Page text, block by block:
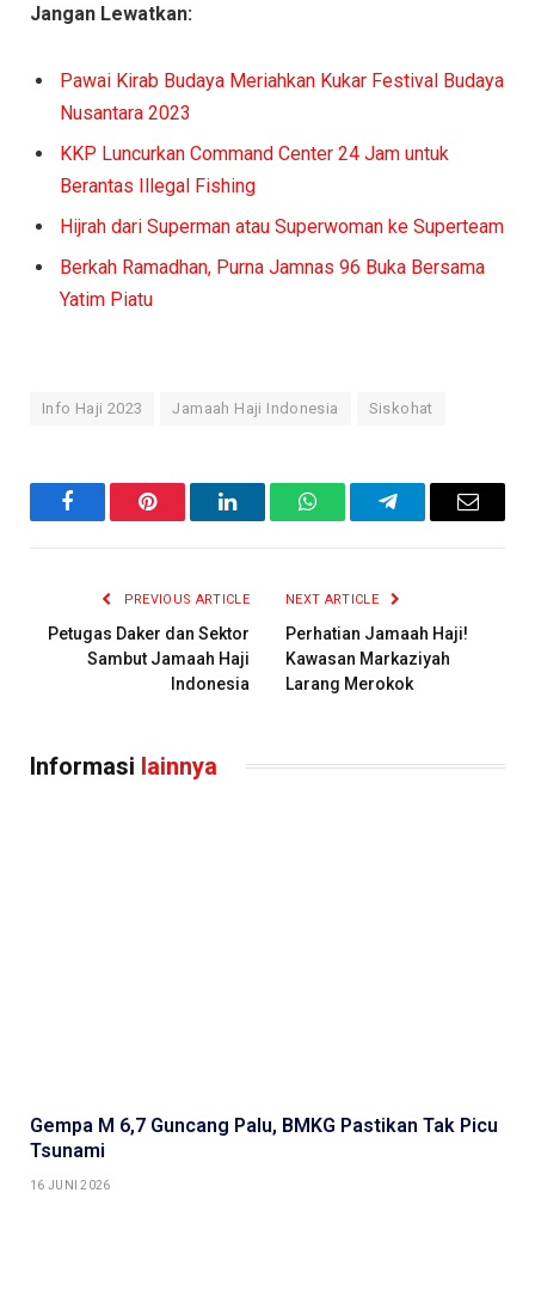
Jangan Lewatkan:
Pawai Kirab Budaya Meriahkan Kukar Festival Budaya
Nusantara 2023
KKP Luncurkan Command Center 24 Jam untuk
Berantas Illegal Fishing
Hijrah dari Superman atau Superwoman ke Superteam
Berkah Ramadhan, Purna Jamnas 96 Buka Bersama
Yatim Piatu
Info Haji 2023 Jamaah Haji Indonesia Siskohat
FacebookPinterest LinkedInWhatsAppTelegramEmail
PREVIOUS ARTICLE
Petugas Daker dan Sektor
Sambut Jamaah Haji
Indonesia
NEXT ARTICLE
Perhatian Jamaah Haji!
Kawasan Markaziyah
Larang Merokok
Informasi lainnya
Gempa M 6,7 Guncang Palu, BMKG Pastikan Tak Picu
Tsunami
16 JUNI 2026